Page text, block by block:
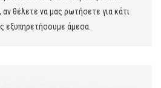
θέλετε να μας ρωτήσετε για κάτι
εξυπηρετήσουμε άμεσα.